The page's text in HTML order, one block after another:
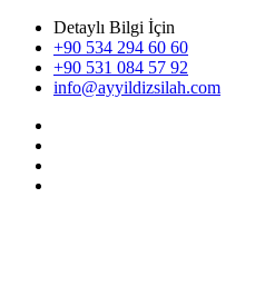
Detaylı Bilgi İçin
+90 534 294 60 60
+90 531 084 57 92
info@ayyildizsilah.com